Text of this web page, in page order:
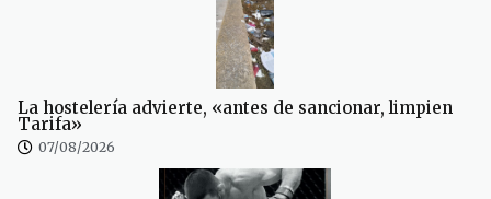
La hostelería advierte, «antes de sancionar, limpien
Tarifa»
07/08/2026